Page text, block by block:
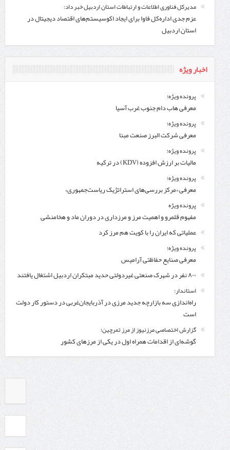
مدیرکل فناوری اطلاعات و ارتباطات استان اردبیل خبر داد:
عزم جدی اداره‌کل فاوا برای ایجاد اکوسیستم‌های اقتصاد دیجیتال در
استان اردبیل
اخبار ویژه
پرونده ویژه؛
معرفی هاب دام جنوب غرب آسیا
پرونده ویژه؛
معرفی شركت البرز صنعت مبنا
پرونده ویژه؛
مالیات بر ارزش افزوده (KDV) در ترکیه
پرونده ویژه؛
معرفی «مرکز بررسی‌های استراتژیک ریاست‌جمهوری»
پرونده ویژه
مفهوم قلمرو و اهمیت مرز و مرزداری در دوران ماد و هخامنشی
عملیاتی که ایران را با کویت هم مرز کرد
پرونده ویژه؛
معرفی صنایع حفاظتی آرامیس
۸۰۰ نفر در شهرک صنعتی غیردولتی حدید مبتکران اردبیل اشتغال یافتند
استاندار:
راه‌اندازی سه بازارچه جدید مرزی در آذربایجان‌غربی در دستور کار دولت
است
گزارش اختصاصی مرزنیوز از مرز تمرچین؛
گوشه‌ای از اقدامات همراه اول در یکی از مرزهای کشور